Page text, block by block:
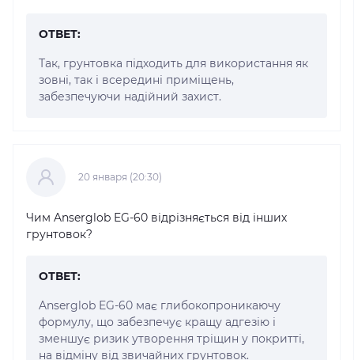
ОТВЕТ:
Так, грунтовка підходить для використання як
зовні, так і всередині приміщень,
забезпечуючи надійний захист.
20 января (20:30)
Чим Anserglob EG-60 відрізняється від інших
грунтовок?
ОТВЕТ:
Anserglob EG-60 має глибокопроникаючу
формулу, що забезпечує кращу адгезію і
зменшує ризик утворення тріщин у покритті,
на відміну від звичайних грунтовок.